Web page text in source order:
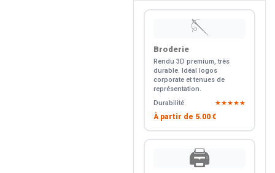
🪡
Broderie
Rendu 3D premium, très
durable. Idéal logos
corporate et tenues de
représentation.
Durabilité
★★★★★
À partir de 5.00 €
🖨️